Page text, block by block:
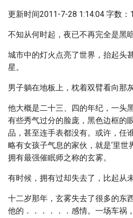
更新时间2011-7-28 1:14:04 字数：
不知从何时起，夜已不再完全是黑暗
城市中的灯火点亮了世界，抬起头
星。
男子躺在地板上，枕着双臂看向那
他大概是二十三、四的年纪，一头
有些秀气过分的脸庞，黑色边框的
品，甚至连手表都没有。或许，任
略有女孩子气息的家伙，就是‘里世
拥有最强催眠师之称的玄雾。
有时候，拥有过却失去了，比起从
十二岁那年，玄雾失去了很多的东
他的．．．．．．感情。一场车祸